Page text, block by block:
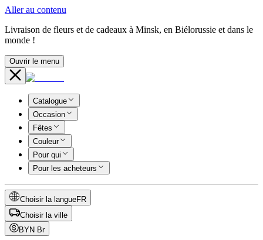
Aller au contenu
Livraison de fleurs et de cadeaux à Minsk, en Biélorussie et dans le
monde !
Ouvrir le menu
Catalogue
Occasion
Fêtes
Couleur
Pour qui
Pour les acheteurs
Choisir la langueFR
Choisir la ville
BYN Br